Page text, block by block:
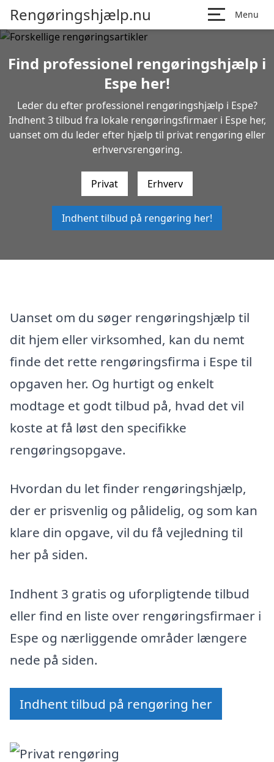
Rengøringshjælp.nu Menu
Find professionel rengøringshjælp i
Espe her!
Leder du efter professionel rengøringshjælp i Espe?
Indhent 3 tilbud fra lokale rengøringsfirmaer i Espe her,
uanset om du leder efter hjælp til privat rengøring eller
erhvervsrengøring.
Privat Erhverv
Indhent tilbud på rengøring her!
Uanset om du søger rengøringshjælp til
dit hjem eller virksomhed, kan du nemt
finde det rette rengøringsfirma i Espe til
opgaven her. Og hurtigt og enkelt
modtage et godt tilbud på, hvad det vil
koste at få løst den specifikke
rengøringsopgave.
Hvordan du let finder rengøringshjælp,
der er prisvenlig og pålidelig, og som kan
klare din opgave, vil du få vejledning til
her på siden.
Indhent 3 gratis og uforpligtende tilbud
eller find en liste over rengøringsfirmaer i
Espe og nærliggende områder længere
nede på siden.
Indhent tilbud på rengøring her